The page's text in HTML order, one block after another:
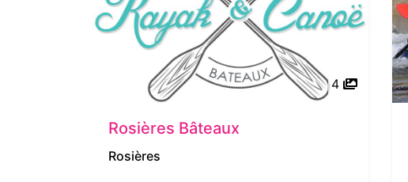
4
Rosières Bâteaux
Rosières